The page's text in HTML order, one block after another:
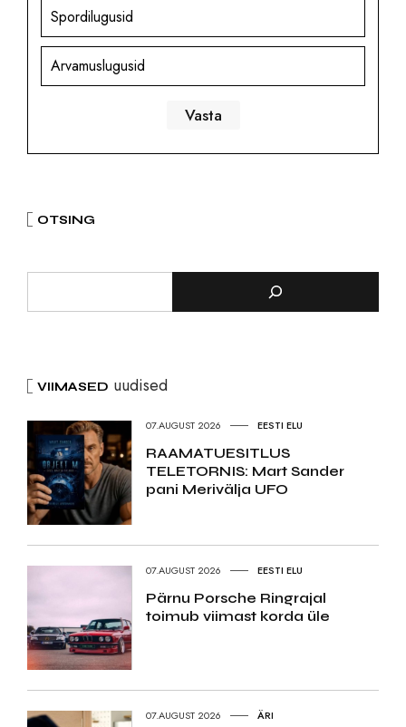
Spordilugusid
Arvamuslugusid
OTSING
VIIMASED uudised
07.AUGUST 2026 EESTI ELU
RAAMATUESITLUS
TELETORNIS: Mart Sander
pani Merivälja UFO
07.AUGUST 2026 EESTI ELU
Pärnu Porsche Ringrajal
toimub viimast korda üle
07.AUGUST 2026 ÄRI